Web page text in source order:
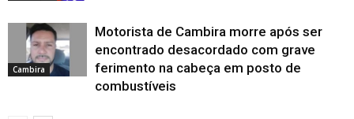
Cambira
Motorista de Cambira morre após ser
encontrado desacordado com grave
ferimento na cabeça em posto de
combustíveis